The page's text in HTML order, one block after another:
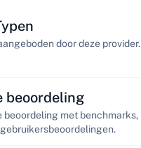
door deze provider.
beoordeling
beoordeling met benchmarks,